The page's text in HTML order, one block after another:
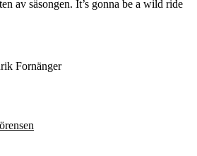
av säsongen. It’s gonna be a wild ride
Fornänger